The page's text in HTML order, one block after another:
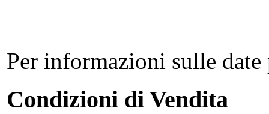
Per informazioni sulle
Condizioni di Vendita